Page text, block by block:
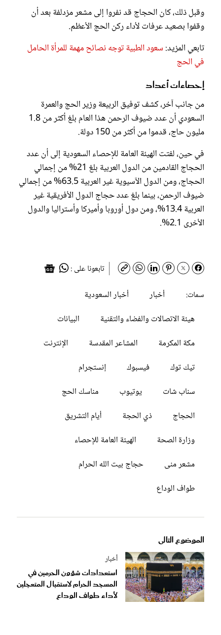
وقبل ذلك، كان الحجاج قد نفروا إلى مشعر مزدلفة بعد أن
وقفوا بصعيد عرفات لأداء ركن الحج الأعظم.
تابعي المزيد: سعود الطبية توجه نصائح مهمة للمرأة الحامل
في الحج
إحصاءات أعداد
من جانب آخر، كشف توفيق الربيعة وزير الحج والعمرة
السعودي أن عدد ضيوف الرحمن هذا العام بلغ أكثر من 1.8
مليون حاج، قدموا من أكثر من 150 دولة.
في حين، لفتت الهيئة العامة للإحصاء السعودية إلى أن عدد
الحجاج القادمين من الدول العربية بلغ 21% من إجمالي
الحجاج، ومن الدول الآسيوية غير العربية 63.5% من إجمالي
ضيوف الرحمن، بينما بلغ عدد حجاج الدول الأفريقية غير
العربية 13.4%، ومن دول أوروبا وأميركا وأستراليا والدول
الأخرى 2.1%.
تابعونا على :
سمات:
أخبار
أخبار السعودية
هيئة الاتصالات والفضاء والتقنية
البيانات
مكة المكرمة
المشاعر المقدسة
الإنترنت
تيك توك
فيسبوك
إنستجرام
سناب شات
يوتيوب
مناسك الحج
الحجاج
ذي الحجة
أيام التشريق
وزارة الصحة
الهيئة العامة للإحصاء
مشعر منى
حجاج بيت الله الحرام
طواف الوداع
الموضوع التالى
أخبار
استعدادات شؤون الحرمين في
المسجد الحرام لاستقبال المتعجلين
لأداء طواف الوداع